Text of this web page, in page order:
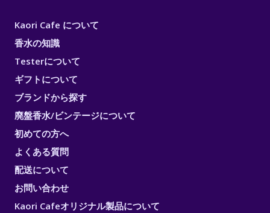
Kaori Cafe について
香水の知識
Testerについて
ギフトについて
ブランドから探す
廃盤香水/ビンテージについて
初めての方へ
よくある質問
配送について
お問い合わせ
Kaori Cafeオリジナル製品について